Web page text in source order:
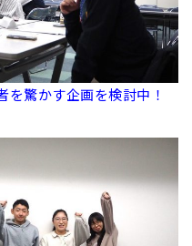
驚かす企画を検討中！